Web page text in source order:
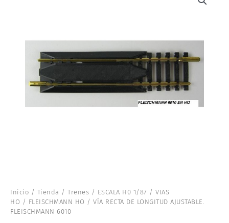
Inicio / Tienda / Trenes / ESCALA H0 1/87 / VIAS
HO / FLEISCHMANN HO / VÍA RECTA DE LONGITUD AJUSTABLE.
FLEISCHMANN 6010